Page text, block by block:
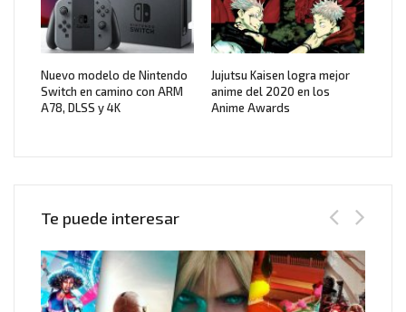
Nuevo modelo de Nintendo
Switch en camino con ARM
A78, DLSS y 4K
Jujutsu Kaisen logra mejor
anime del 2020 en los
Anime Awards
Te puede interesar